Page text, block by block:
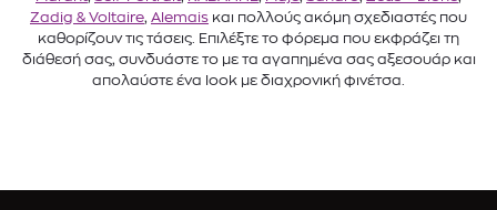
Zadig & Voltaire, Alemais και πολλούς ακόμη σχεδιαστές που
καθορίζουν τις τάσεις. Επιλέξτε το φόρεμα που εκφράζει τη
διάθεσή σας, συνδυάστε το με τα αγαπημένα σας αξεσουάρ και
απολαύστε ένα look με διαχρονική φινέτσα.